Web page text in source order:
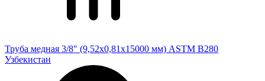
Труба медная 3/8" (9,52х0,81х15000 мм) ASTM B280
Узбекистан